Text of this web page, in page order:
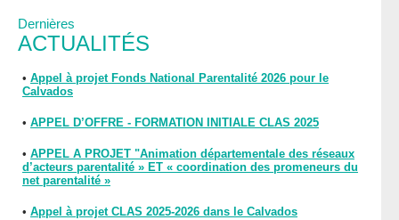
Dernières
ACTUALITÉS
• Appel à projet Fonds National Parentalité 2026 pour le
Calvados
• APPEL D’OFFRE - FORMATION INITIALE CLAS 2025
• APPEL A PROJET "Animation départementale des réseaux
d’acteurs parentalité » ET « coordination des promeneurs du
net parentalité »
• Appel à projet CLAS 2025-2026 dans le Calvados